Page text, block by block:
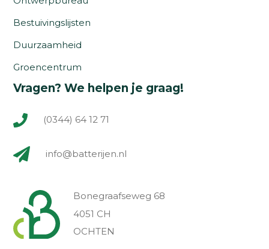
Bestuivingslijsten
Duurzaamheid
Groencentrum
Vragen? We helpen je graag!
(0344) 64 12 71
info@batterijen.nl
Bonegraafseweg 68
4051 CH
OCHTEN